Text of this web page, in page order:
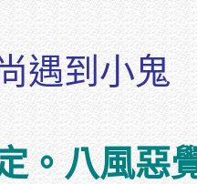
遇到小鬼
。八風惡